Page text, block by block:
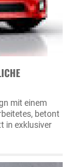
mit einem
betont
in exklusiver